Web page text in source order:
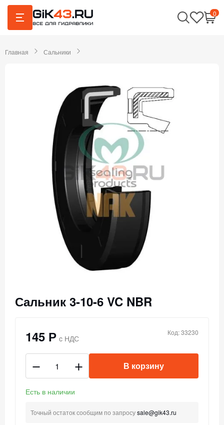
0
Главная Сальники
Сальник 3-10-6 VC NBR
145 Р c НДС
Код: 33230
В корзину
Есть в наличии
Точный остаток сообщим по запросуsale@gik43.ru